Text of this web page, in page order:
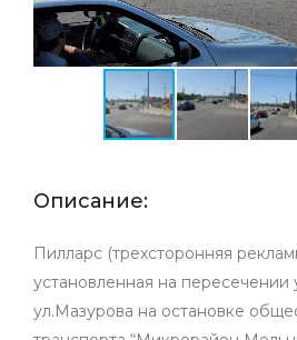
Описание:
Пилларс (трехсторонняя
установленная на пересечении
ул.Мазурова на остановке